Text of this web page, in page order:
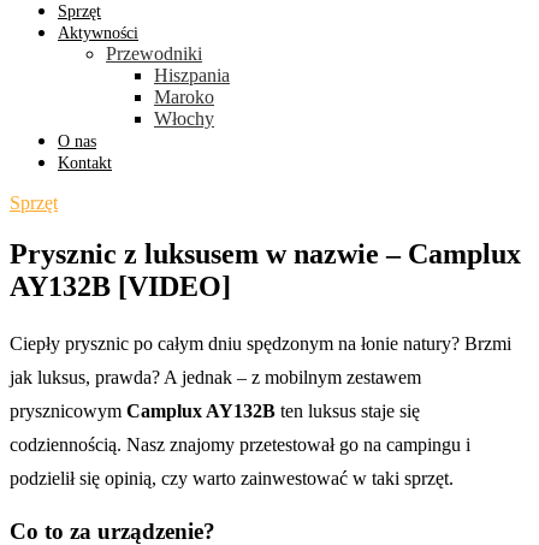
Sprzęt
Aktywności
Przewodniki
Hiszpania
Maroko
Włochy
O nas
Kontakt
Sprzęt
Prysznic z luksusem w nazwie – Camplux
AY132B [VIDEO]
Ciepły prysznic po całym dniu spędzonym na łonie natury? Brzmi
jak luksus, prawda? A jednak – z mobilnym zestawem
prysznicowym Camplux AY132B ten luksus staje się
codziennością. Nasz znajomy przetestował go na campingu i
podzielił się opinią, czy warto zainwestować w taki sprzęt.
Co to za urządzenie?